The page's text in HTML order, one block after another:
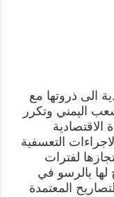
الى ذروتها مع
اليمني وتكرر
التعسفية
لفترات
بالرسو في
المعتمدة